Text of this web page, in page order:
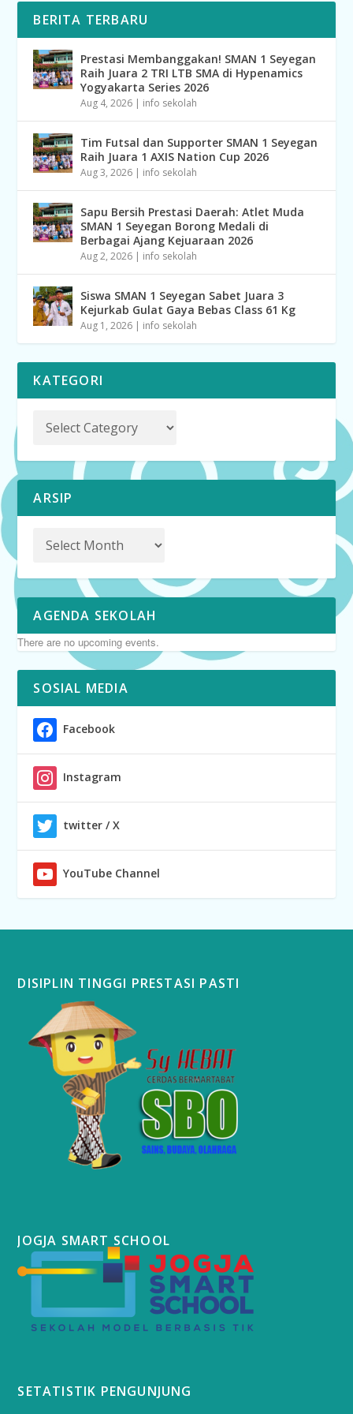
BERITA TERBARU
Prestasi Membanggakan! SMAN 1 Seyegan
Raih Juara 2 TRI LTB SMA di Hypenamics
Yogyakarta Series 2026
Aug 4, 2026 | info sekolah
Tim Futsal dan Supporter SMAN 1 Seyegan
Raih Juara 1 AXIS Nation Cup 2026
Aug 3, 2026 | info sekolah
Sapu Bersih Prestasi Daerah: Atlet Muda
SMAN 1 Seyegan Borong Medali di
Berbagai Ajang Kejuaraan 2026
Aug 2, 2026 | info sekolah
Siswa SMAN 1 Seyegan Sabet Juara 3
Kejurkab Gulat Gaya Bebas Class 61 Kg
Aug 1, 2026 | info sekolah
KATEGORI
ARSIP
AGENDA SEKOLAH
There are no upcoming events.
SOSIAL MEDIA
Facebook
Instagram
twitter / X
YouTube Channel
DISIPLIN TINGGI PRESTASI PASTI
JOGJA SMART SCHOOL
SETATISTIK PENGUNJUNG